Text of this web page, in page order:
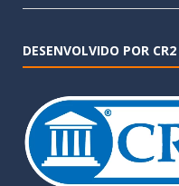
DESENVOLVIDO POR CR2